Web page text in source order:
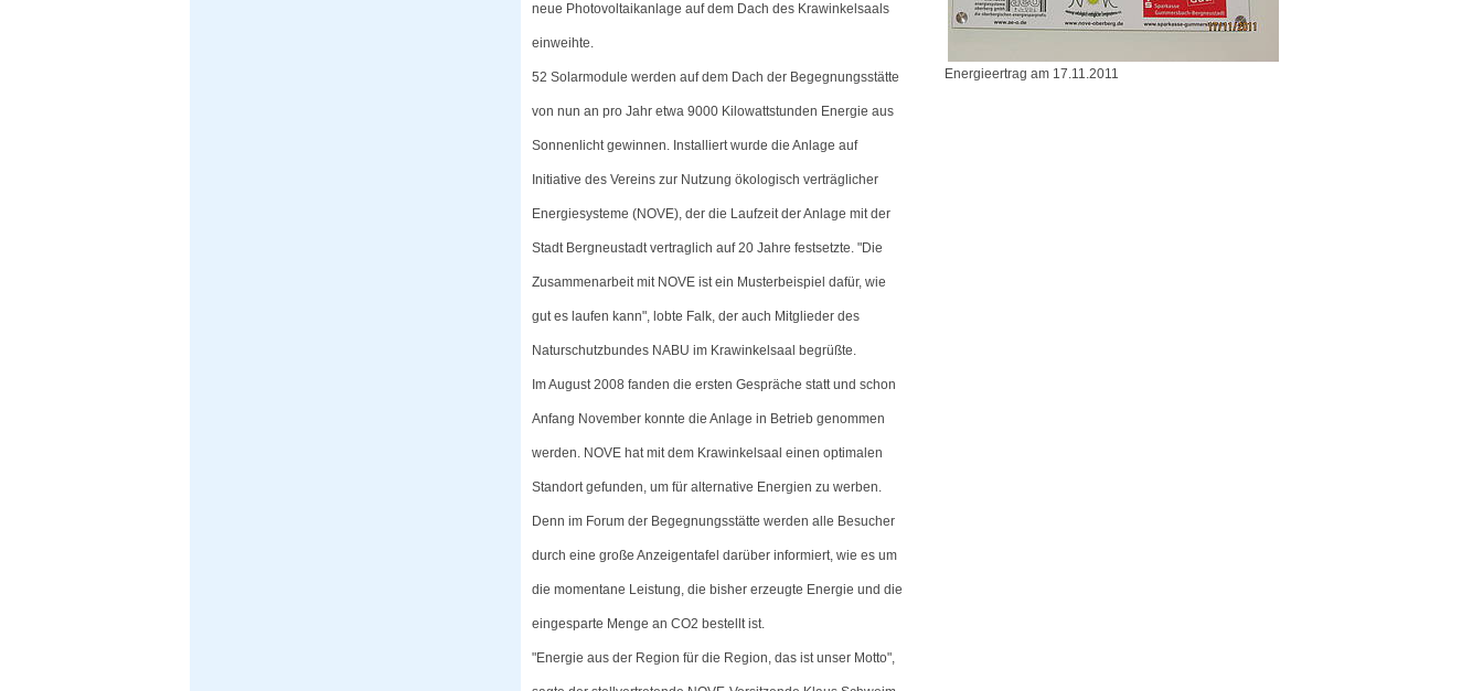
Energieertrag am 17.11.2011
neue Photovoltaikanlage auf dem Dach des Krawinkelsaals
einweihte.
52 Solarmodule werden auf dem Dach der Begegnungsstätte
von nun an pro Jahr etwa 9000 Kilowattstunden Energie aus
Sonnenlicht gewinnen. Installiert wurde die Anlage auf
Initiative des Vereins zur Nutzung ökologisch verträglicher
Energiesysteme (NOVE), der die Laufzeit der Anlage mit der
Stadt Bergneustadt vertraglich auf 20 Jahre festsetzte. "Die
Zusammenarbeit mit NOVE ist ein Musterbeispiel dafür, wie
gut es laufen kann", lobte Falk, der auch Mitglieder des
Naturschutzbundes NABU im Krawinkelsaal begrüßte.
Im August 2008 fanden die ersten Gespräche statt und schon
Anfang November konnte die Anlage in Betrieb genommen
werden. NOVE hat mit dem Krawinkelsaal einen optimalen
Standort gefunden, um für alternative Energien zu werben.
Denn im Forum der Begegnungsstätte werden alle Besucher
durch eine große Anzeigentafel darüber informiert, wie es um
die momentane Leistung, die bisher erzeugte Energie und die
eingesparte Menge an CO2 bestellt ist.
"Energie aus der Region für die Region, das ist unser Motto",